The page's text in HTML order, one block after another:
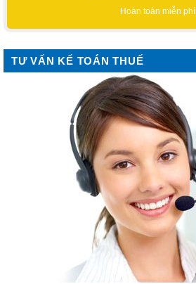
Hoàn toàn miễn phí
TƯ VẤN KẾ TOÁN THUẾ